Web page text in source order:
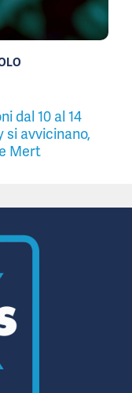
dal 10 al 14
si avvicinano,
Mert